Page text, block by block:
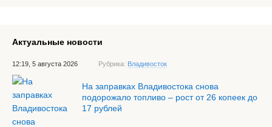
Актуальные новости
12:19, 5 августа 2026 Рубрика: Владивосток
На заправках Владивостока снова
подорожало топливо – рост от 26 копеек до
17 рублей